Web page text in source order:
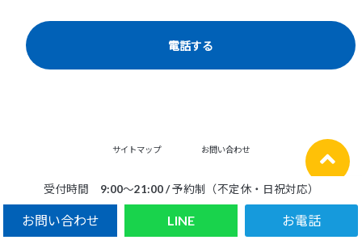
受付時間 9:00～21:00 / 予約制（不定休・日祝対応）
お問い合わせ LINE
電話する
サイトマップ お問い合わせ
Copyright©